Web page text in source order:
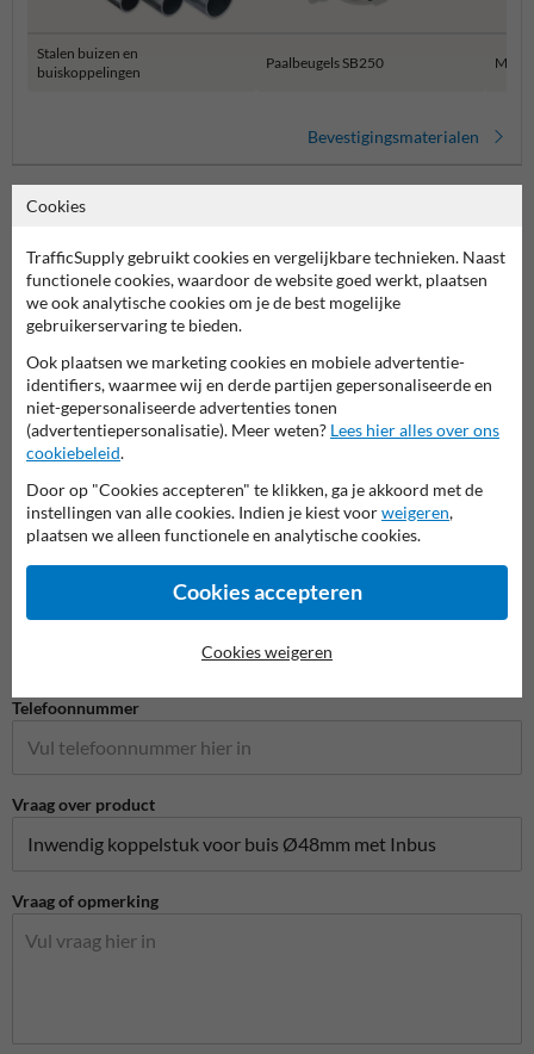
Stalen buizen en
buiskoppelingen
Paalbeugels SB250 Muur
Bevestigingsmaterialen
Stel je vraag aan Verkeersbord.be
Naam*
Bedrijfsnaam
Telefoonnummer
Vraag over product
Vraag of opmerking
Cookies
TrafficSupply gebruikt cookies en vergelijkbare technieken. Naast
functionele cookies, waardoor de website goed werkt, plaatsen
we ook analytische cookies om je de best mogelijke
gebruikerservaring te bieden.
Ook plaatsen we marketing cookies en mobiele advertentie-
identifiers, waarmee wij en derde partijen gepersonaliseerde en
niet-gepersonaliseerde advertenties tonen
(advertentiepersonalisatie). Meer weten? Lees hier alles over ons
cookiebeleid.
Door op "Cookies accepteren" te klikken, ga je akkoord met de
instellingen van alle cookies. Indien je kiest voorweigeren,
plaatsen we alleen functionele en analytische cookies.
Cookies accepteren
Cookies weigeren